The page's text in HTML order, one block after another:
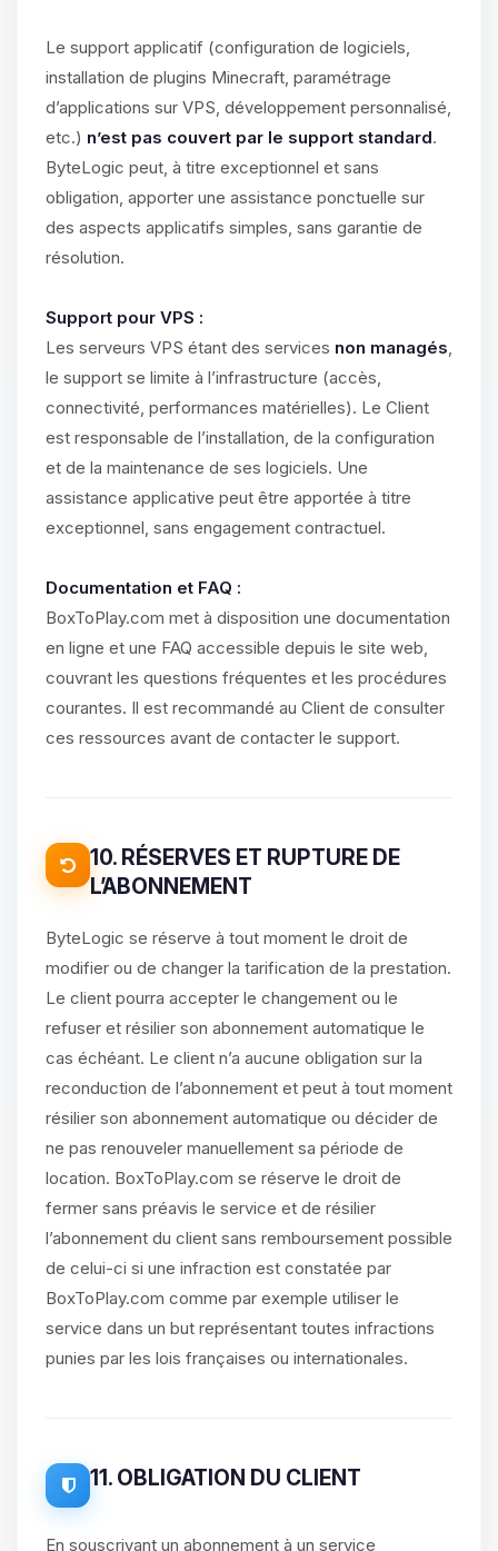
Le support applicatif (configuration de logiciels,
installation de plugins Minecraft, paramétrage
d’applications sur VPS, développement personnalisé,
etc.) n’est pas couvert par le support standard.
ByteLogic peut, à titre exceptionnel et sans
obligation, apporter une assistance ponctuelle sur
des aspects applicatifs simples, sans garantie de
résolution.
Support pour VPS :
Les serveurs VPS étant des services non managés,
le support se limite à l’infrastructure (accès,
connectivité, performances matérielles). Le Client
est responsable de l’installation, de la configuration
et de la maintenance de ses logiciels. Une
assistance applicative peut être apportée à titre
exceptionnel, sans engagement contractuel.
Documentation et FAQ :
BoxToPlay.com met à disposition une documentation
en ligne et une FAQ accessible depuis le site web,
couvrant les questions fréquentes et les procédures
courantes. Il est recommandé au Client de consulter
ces ressources avant de contacter le support.
10. RÉSERVES ET RUPTURE DE
L’ABONNEMENT
ByteLogic se réserve à tout moment le droit de
modifier ou de changer la tarification de la prestation.
Le client pourra accepter le changement ou le
refuser et résilier son abonnement automatique le
cas échéant. Le client n’a aucune obligation sur la
reconduction de l’abonnement et peut à tout moment
résilier son abonnement automatique ou décider de
ne pas renouveler manuellement sa période de
location. BoxToPlay.com se réserve le droit de
fermer sans préavis le service et de résilier
l’abonnement du client sans remboursement possible
de celui-ci si une infraction est constatée par
BoxToPlay.com comme par exemple utiliser le
service dans un but représentant toutes infractions
punies par les lois françaises ou internationales.
11. OBLIGATION DU CLIENT
En souscrivant un abonnement à un service